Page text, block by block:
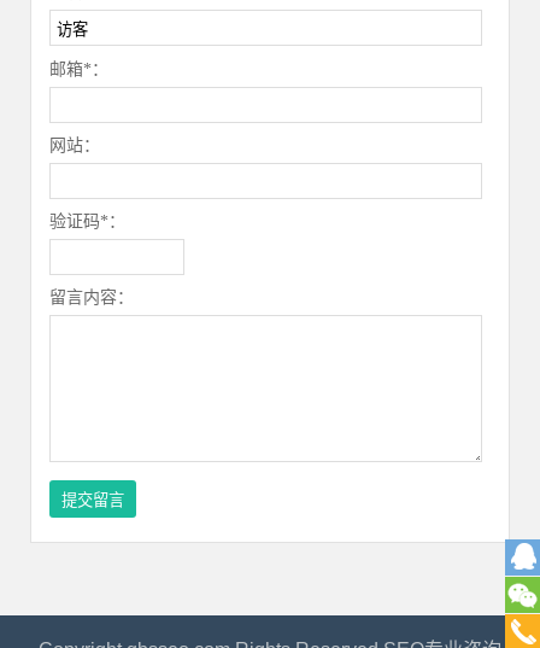
邮箱*：
网站：
验证码*：
留言内容：